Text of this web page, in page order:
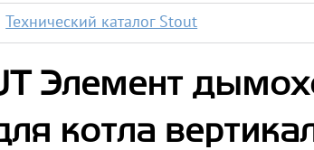
Технический каталог Stout
Элемент
котла